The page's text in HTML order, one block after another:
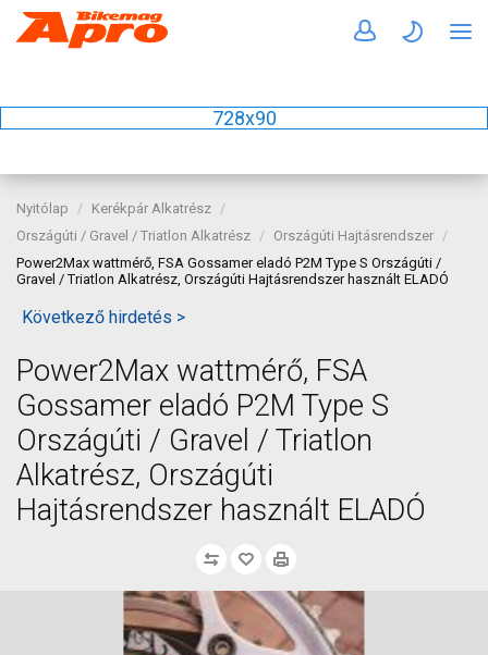
728x90
Nyitólap
Kerékpár Alkatrész
Országúti / Gravel / Triatlon Alkatrész
Országúti Hajtásrendszer
Power2Max wattmérő, FSA Gossamer eladó P2M Type S Országúti /
Gravel / Triatlon Alkatrész, Országúti Hajtásrendszer használt ELADÓ
Következő hirdetés >
Power2Max wattmérő, FSA
Gossamer eladó P2M Type S
Országúti / Gravel / Triatlon
Alkatrész, Országúti
Hajtásrendszer használt ELADÓ